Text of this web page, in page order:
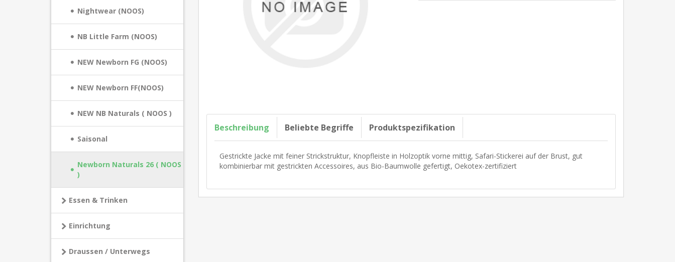
Nightwear (NOOS)
NB Little Farm (NOOS)
NEW Newborn FG (NOOS)
NEW Newborn FF(NOOS)
NEW NB Naturals ( NOOS )
Saisonal
Newborn Naturals 26 ( NOOS
)
Essen & Trinken
Einrichtung
Draussen / Unterwegs
Beschreibung Beliebte Begriffe Produktspezifikation
Gestrickte Jacke mit feiner Strickstruktur, Knopfleiste in Holzoptik vorne mittig, Safari-Stickerei auf der Brust, gut
kombinierbar mit gestrickten Accessoires, aus Bio-Baumwolle gefertigt, Oekotex-zertifiziert